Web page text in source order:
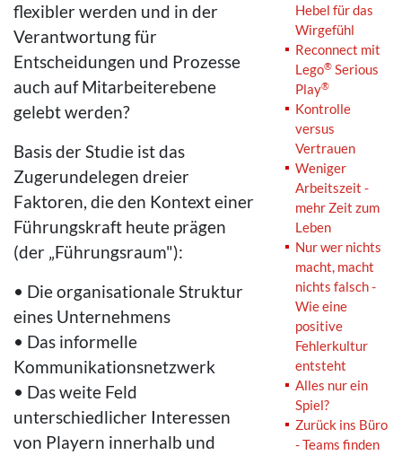
flexibler werden und in der
Verantwortung für
Entscheidungen und Prozesse
auch auf Mitarbeiterebene
gelebt werden?
Basis der Studie ist das
Zugerundelegen dreier
Faktoren, die den Kontext einer
Führungskraft heute prägen
(der „Führungsraum"):
• Die organisationale Struktur
eines Unternehmens
• Das informelle
Kommunikationsnetzwerk
• Das weite Feld
unterschiedlicher Interessen
von Playern innerhalb und
Hebel für das
Wirgefühl
Reconnect mit
Lego®Serious
Play®
Kontrolle
versus
Vertrauen
Weniger
Arbeitszeit -
mehr Zeit zum
Leben
Nur wer nichts
macht, macht
nichts falsch -
Wie eine
positive
Fehlerkultur
entsteht
Alles nur ein
Spiel?
Zurück ins Büro
- Teams finden